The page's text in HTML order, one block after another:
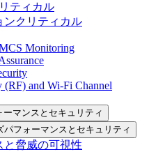
ティカル
ンクリティカル
Monitoring
(RF) and Wi-Fi Channel
マンスとセキュリティ
パフォーマンスとセキュリティ
と脅威の可視性